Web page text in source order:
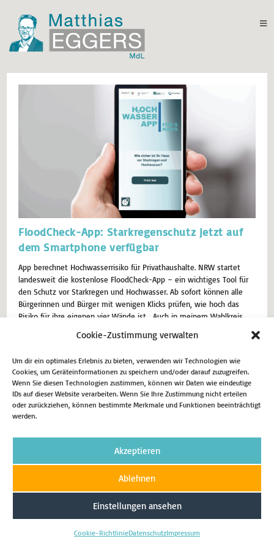
Cookie-Zustimmung verwalten
Um dir ein optimales Erlebnis zu bieten, verwenden wir Technologien wie
Cookies, um Geräteinformationen zu speichern und/oder darauf zuzugreifen.
Wenn Sie diesen Technologien zustimmen, können wir Daten wie eindeutige
IDs auf dieser Website verarbeiten. Wenn Sie Ihre Zustimmung nicht erteilen
oder zurückziehen, können bestimmte Merkmale und Funktionen beeinträchtigt
werden.
Akzeptieren
Ablehnen
Einstellungen ansehen
Cookie-RichtlinieDatenschutzImpressum
FloodCheck-App: Starkregenschutz jetzt auf
dem Smartphone verfügbar
App berechnet Hochwasserrisiko für Privathaushalte. NRW startet
landesweit die kostenlose FloodCheck-App – ein wichtiges Tool für
den Schutz vor Starkregen und Hochwasser. Ab sofort können alle
Bürgerinnen und Bürger mit wenigen Klicks prüfen, wie hoch das
Risiko für ihre eigenen vier Wände ist. „Auch in meinem Wahlkreis
Weiterlesen
Datenschutz
Copyright 2026 - Matthias Eggers MdL